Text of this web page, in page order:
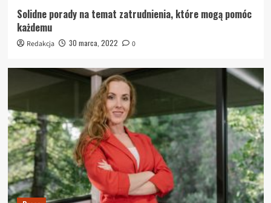
Solidne porady na temat zatrudnienia, które mogą pomóc
każdemu
Redakcja 30 marca, 2022 0